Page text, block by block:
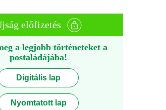
előfizetés
a legjobb történeteket a
postaládájába!
Digitális lap
Nyomtatott lap